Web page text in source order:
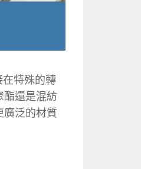
在特殊的轉
酯還是混紡
廣泛的材質